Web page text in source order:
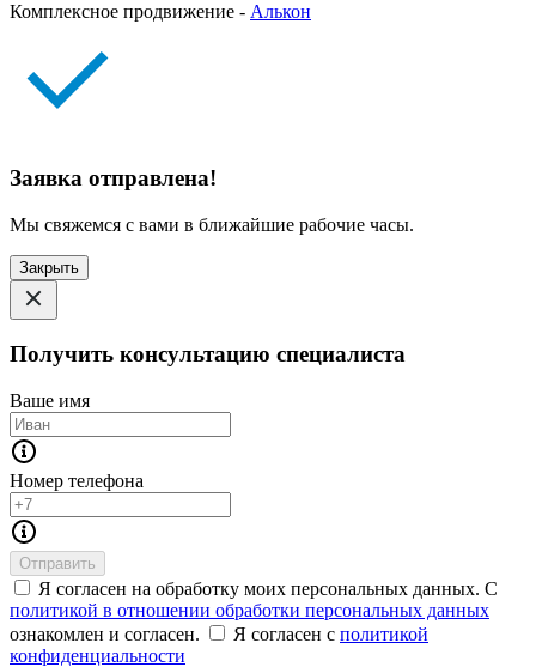
Комплексное продвижение - Алькон
Заявка отправлена!
Мы свяжемся с вами в ближайшие рабочие часы.
Закрыть
Получить консультацию специалиста
Ваше имя
Номер телефона
Отправить
Я согласен на обработку моих персональных данных. С
политикой в отношении обработки персональных данных
ознакомлен и согласен.
Я согласен с политикой
конфиденциальности